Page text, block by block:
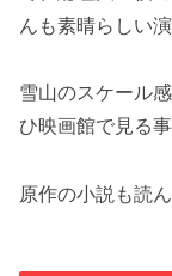
んも素晴らしい
雪山のスケール
ひ映画館で見る
原作の小説も読